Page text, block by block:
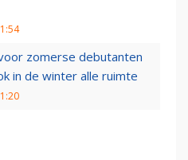
zomerse debutanten
in de winter alle ruimte